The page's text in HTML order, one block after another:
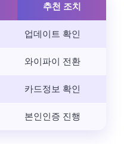
추천 조치
업데이트 확인
와이파이 전환
카드정보 확인
본인인증 진행